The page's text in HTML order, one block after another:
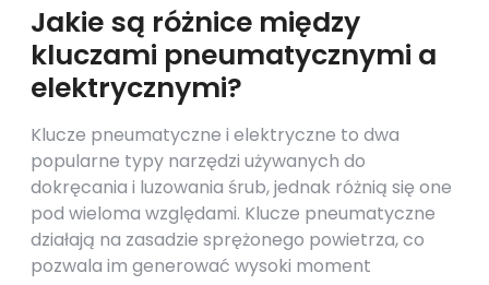
Jakie są różnice między
kluczami pneumatycznymi a
elektrycznymi?
Klucze pneumatyczne i elektryczne to dwa
popularne typy narzędzi używanych do
dokręcania i luzowania śrub, jednak różnią się one
pod wieloma względami. Klucze pneumatyczne
działają na zasadzie sprężonego powietrza, co
pozwala im generować wysoki moment